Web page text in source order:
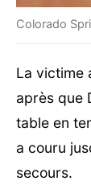
Colorado
La victime
après que
table en
a couru
secours.